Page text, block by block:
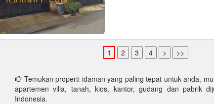
Temukan properti idaman yang paling tepat untuk anda,
apartemen villa, tanah, kios, kantor, gudang dan pabrik
Indonesia.